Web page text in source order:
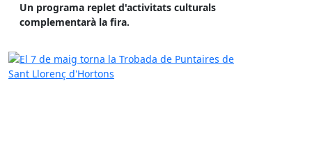
Un programa replet d'activitats culturals
complementarà la fira.